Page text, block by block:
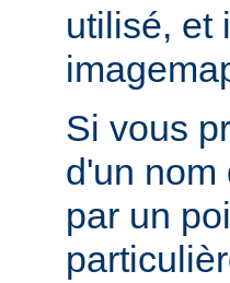
utilisé, et
Si vous
d'un nom
par un